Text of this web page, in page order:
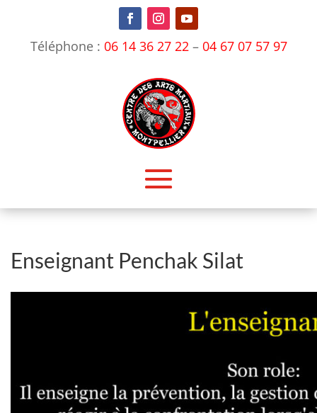
Téléphone : 06 14 36 27 22– 04 67 07 57 97
Enseignant Penchak Silat